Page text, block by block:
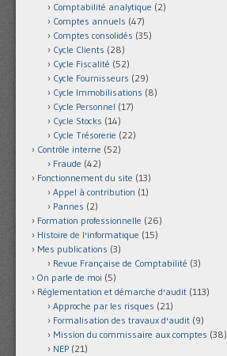
Comptabilité analytique (2)
Comptes annuels (47)
Comptes consolidés (35)
Cycle Clients (28)
Cycle Fiscalité (52)
Cycle Fournisseurs (29)
Cycle Immobilisations (8)
Cycle Personnel (17)
Cycle Stocks (14)
Cycle Trésorerie (22)
Contrôle interne (52)
Fraude (42)
Fonctionnement du site (13)
Appel à contribution (1)
Pannes (2)
Formation professionnelle (26)
Histoire de l'informatique (15)
Mes publications (3)
Revue Française de Comptabilité (3)
On parle de moi (5)
Réglementation et démarche d'audit (113)
Approche par les risques (21)
Formalisation des travaux d'audit (9)
Mission du commissaire aux comptes (38)
NEP (21)